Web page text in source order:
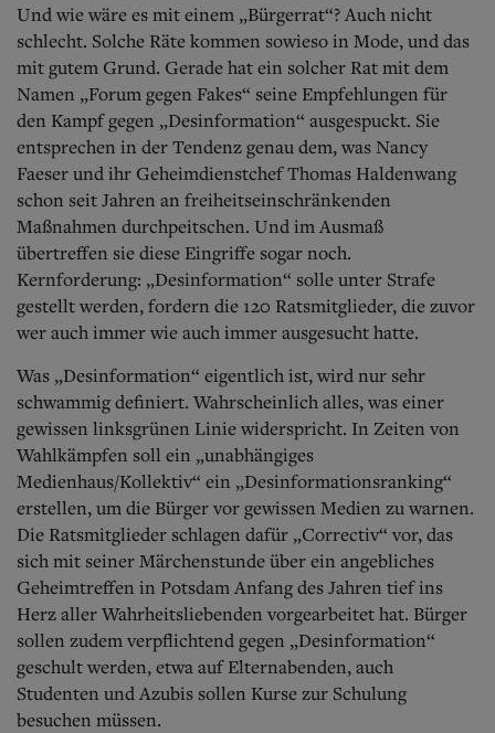
Und wie wäre es mit einem „Bürgerrat“? Auch nicht
schlecht. Solche Räte kommen sowieso in Mode, und das
mit gutem Grund. Gerade hat ein solcher Rat mit dem
Namen „Forum gegen Fakes“ seine Empfehlungen für
den Kampf gegen „Desinformation“ ausgespuckt. Sie
entsprechen in der Tendenz genau dem, was Nancy
Faeser und ihr Geheimdienstchef Thomas Haldenwang
schon seit Jahren an freiheitseinschränkenden
Maßnahmen durchpeitschen. Und im Ausmaß
übertreffen sie diese Eingriffe sogar noch.
Kernforderung: „Desinformation“ solle unter Strafe
gestellt werden, fordern die 120 Ratsmitglieder, die zuvor
wer auch immer wie auch immer ausgesucht hatte.
Was „Desinformation“ eigentlich ist, wird nur sehr
schwammig definiert. Wahrscheinlich alles, was einer
gewissen linksgrünen Linie widerspricht. In Zeiten von
Wahlkämpfen soll ein „unabhängiges
Medienhaus/Kollektiv“ ein „Desinformationsranking“
erstellen, um die Bürger vor gewissen Medien zu warnen.
Die Ratsmitglieder schlagen dafür „Correctiv“ vor, das
sich mit seiner Märchenstunde über ein angebliches
Geheimtreffen in Potsdam Anfang des Jahren tief ins
Herz aller Wahrheitsliebenden vorgearbeitet hat. Bürger
sollen zudem verpflichtend gegen „Desinformation“
geschult werden, etwa auf Elternabenden, auch
Studenten und Azubis sollen Kurse zur Schulung
besuchen müssen.